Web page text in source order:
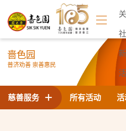
啬色园
普济劝善 崇善惠民
所有活动
慈善服务